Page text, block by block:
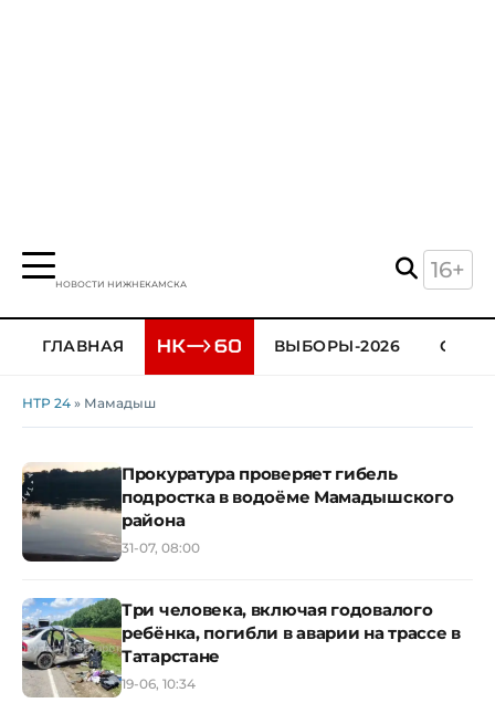
НОВОСТИ НИЖНЕКАМСКА
16+
ГЛАВНАЯ ВЫБОРЫ-2026
НТР 24 » Мамадыш
Прокуратура проверяет гибель
подростка в водоёме Мамадышского
района
31-07, 08:00
Три человека, включая годовалого
ребёнка, погибли в аварии на трассе в
Татарстане
19-06, 10:34